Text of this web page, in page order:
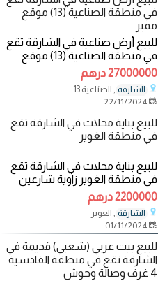
في منطقة الصناعية (13) موقع
مميز
للبيع أرض صناعية في الشارقة تقع
في منطقة الصناعية (13) موقع
مميز على شارعين زاوية قريب من
الشارع
27000000 درهم
الشارقة , الصناعية 13
للبيع بناية محلات في الشارقة تقع
في منطقة الغوير
للبيع بناية محلات في الشارقة تقع
في منطقة الغوير زاوية شارعين
موقع مميز خلف مستشفى الزهراء
سابقا
2200000 درهم
الشارقة , الغوير
للبيع بيت عربي (شعبي) قديمة في
الشارقة تقع في منطقة القادسية
4 غرف وصالة وحوش